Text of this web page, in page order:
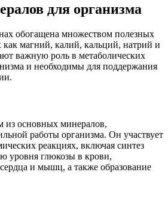
для организма
обогащена множеством полезных
как магний, калий, кальций, натрий и
важную роль в метаболических
и необходимы для поддержания
из основных минералов,
работы организма. Он участвует
реакциях, включая синтез
уровня глюкозы в крови,
и мышц, а также образование